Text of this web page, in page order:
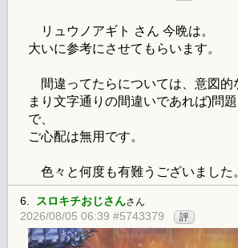
リュウノアギト さん 今晩は。
大いに参考にさせてもらいます。
間違ってたらについては、意図的
まり文字通りの間違いであれば)問
で、
ご心配は無用です。
色々と何度も有難うございました
6. スロキチおじさんさん
2026/08/05 06:39 #5743379 評